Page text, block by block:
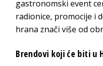
gastronomski event
radionice, promocije i
hrana znači više od
Brendovi koji će biti u